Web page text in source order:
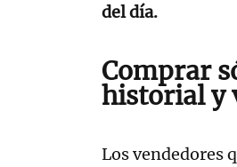
del día.
Comprar
historial y
Los vendedores